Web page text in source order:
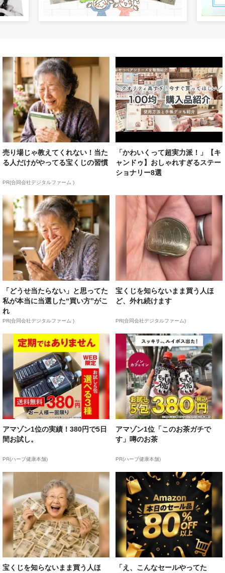
売り場じゃ教えてくれない！当た
る人だけがやってる宝くじの習慣
PR(合同会社デジタルファーム )
「かわいくって超実力派！」【キ
ャンドゥ】おしゃれすぎるステー
ショナリー8選
「どうせ当たらない」と思ってた
私が本当に当選した“買い方”がこ
れ
PR(合同会社デジタルファーム )
宝くじを知らないまま買う人ほ
ど、外れ続けます
PR(合同会社デジタルファーム)
アマゾン1位の実績！380円で5日
間お試し。
PR(ハーブ健康本舗)
アマゾン1位「このお茶ガチで
す」噂のお茶
PR(ハーブ健康本舗)
宝くじを知らないまま買う人ほ
「え、こんなセールやってた